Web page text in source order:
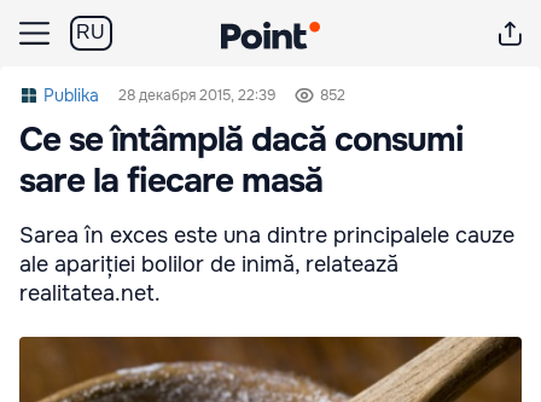
RU
Publika 28 декабря 2015, 22:39 852
Ce se întâmplă dacă consumi
sare la fiecare masă
Sarea în exces este una dintre principalele cauze
ale apariției bolilor de inimă, relatează
realitatea.net.